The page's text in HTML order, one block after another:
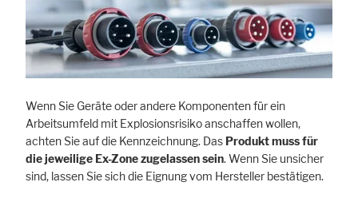
Wenn Sie Geräte oder andere Komponenten für ein
Arbeitsumfeld mit Explosionsrisiko anschaffen wollen,
achten Sie auf die Kennzeichnung. Das Produkt muss für
die jeweilige Ex-Zone zugelassen sein. Wenn Sie unsicher
sind, lassen Sie sich die Eignung vom Hersteller bestätigen.